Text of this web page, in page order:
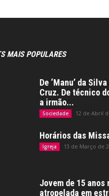
MAIS POPULARES
De ‘Manu’ da
Cruz. De técnico
a irmão...
Sociedade 12 de Abril
Horários das
Igreja 13 de Março de
Jovem de 15 anos
atropelada em